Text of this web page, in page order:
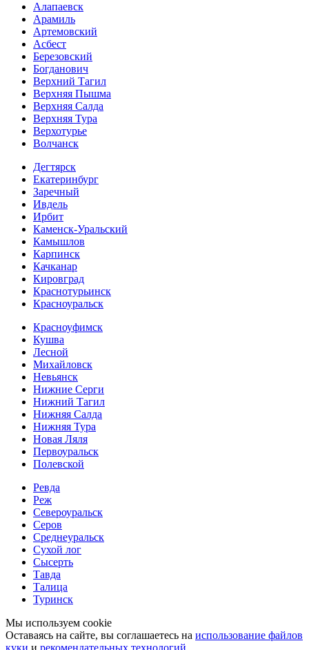
Алапаевск
Арамиль
Артемовский
Асбест
Березовский
Богданович
Верхний Тагил
Верхняя Пышма
Верхняя Салда
Верхняя Тура
Верхотурье
Волчанск
Дегтярск
Екатеринбург
Заречный
Ивдель
Ирбит
Каменск-Уральский
Камышлов
Карпинск
Качканар
Кировград
Краснотурьинск
Красноуральск
Красноуфимск
Кушва
Лесной
Михайловск
Невьянск
Нижние Серги
Нижний Тагил
Нижняя Салда
Нижняя Тура
Новая Ляля
Первоуральск
Полевской
Ревда
Реж
Североуральск
Серов
Среднеуральск
Сухой лог
Сысерть
Тавда
Талица
Туринск
Мы используем cookie
Оставаясь на сайте, вы соглашаетесь на использование файлов
куки и рекомендательных технологий